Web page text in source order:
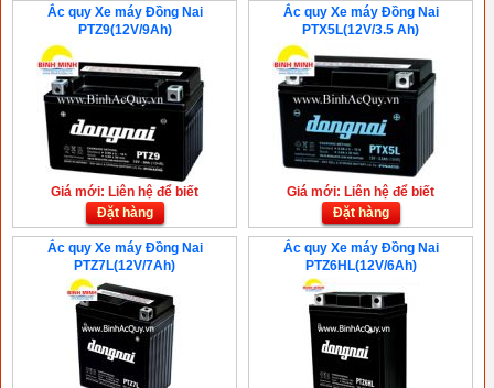
Ắc quy Xe máy Đồng Nai
PTZ9(12V/9Ah)
Giá mới: Liên hệ để biết
Đặt hàng
Ắc quy Xe máy Đồng Nai
PTX5L(12V/3.5 Ah)
Giá mới: Liên hệ để biết
Đặt hàng
Ắc quy Xe máy Đồng Nai
PTZ7L(12V/7Ah)
Ắc quy Xe máy Đồng Nai
PTZ6HL(12V/6Ah)